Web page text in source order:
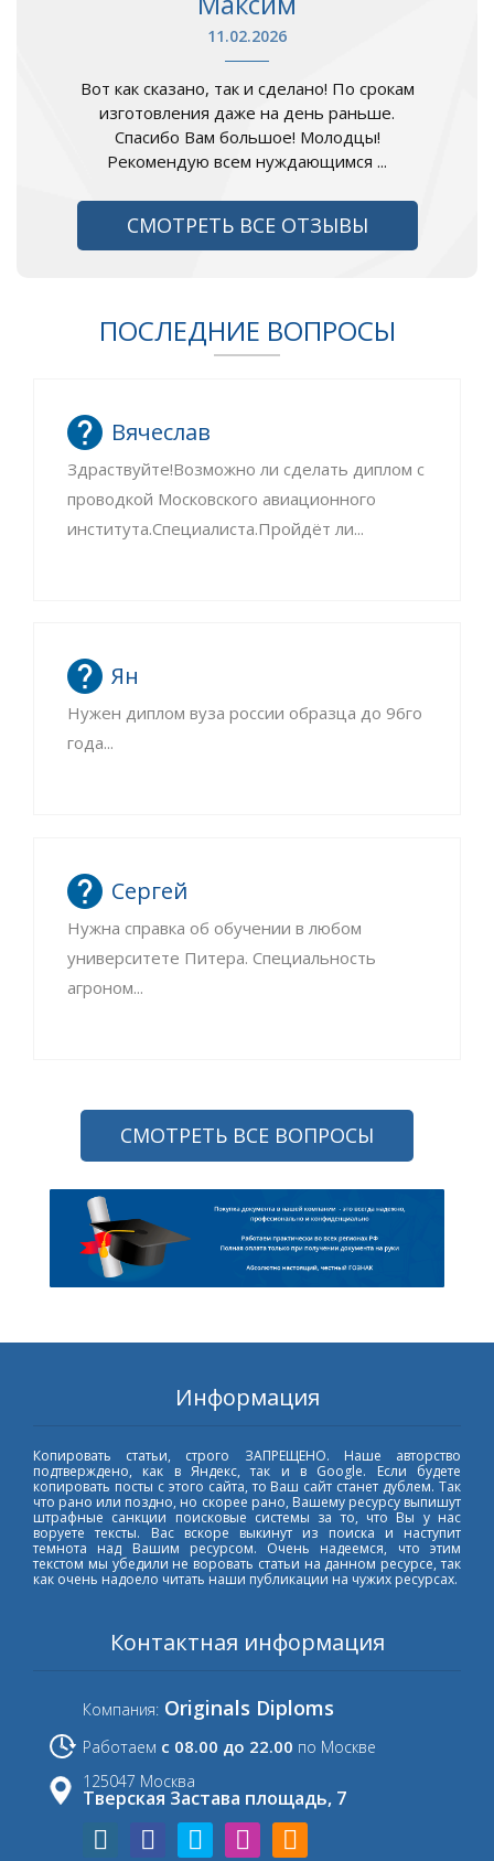
11.02.2026
Вот как сказано, так и сделано! По срокам
изготовления даже на день раньше.
Спасибо Вам большое! Молодцы!
Рекомендую всем нуждающимся ...
СМОТРЕТЬ ВСЕ ОТЗЫВЫ
ПОСЛЕДНИЕ ВОПРОСЫ
Вячеслав
Здраствуйте!Возможно ли сделать диплом с
проводкой Московского авиационного
института.Специалиста.Пройдёт ли...
Ян
Нужен диплом вуза россии образца до 96го
года...
Сергей
Нужна справка об обучении в любом
университете Питера. Специальность
агроном...
СМОТРЕТЬ ВСЕ ВОПРОСЫ
Информация
Копировать статьи, строго ЗАПРЕЩЕНО. Наше авторство
подтверждено, как в Яндекс, так и в Google. Если будете
копировать посты с этого сайта, то Ваш сайт станет дублем. Так
что рано или поздно, но скорее рано, Вашему ресурсу выпишут
штрафные санкции поисковые системы за то, что Вы у нас
воруете тексты. Вас вскоре выкинут из поиска и наступит
темнота над Вашим ресурсом. Очень надеемся, что этим
текстом мы убедили не воровать статьи на данном ресурсе, так
как очень надоело читать наши публикации на чужих ресурсах.
Контактная информация
Компания: Originals Diploms
Работаем с 08.00 до 22.00 по Москве
125047 Москва
Тверская Застава площадь, 7